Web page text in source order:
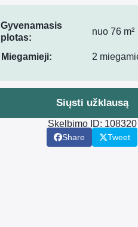
Gyvenamasis
plotas:
nuo 76 m²
Miegamieji: 2
Siųsti užklausą
Skelbimo ID: 108320
Share Tweet